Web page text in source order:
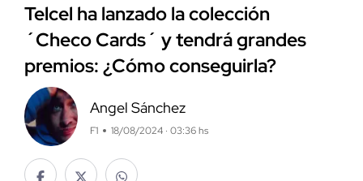
Telcel ha lanzado la colección
´Checo Cards´ y tendrá grandes
premios: ¿Cómo conseguirla?
Angel Sánchez
F1 18/08/2024 · 03:36 hs